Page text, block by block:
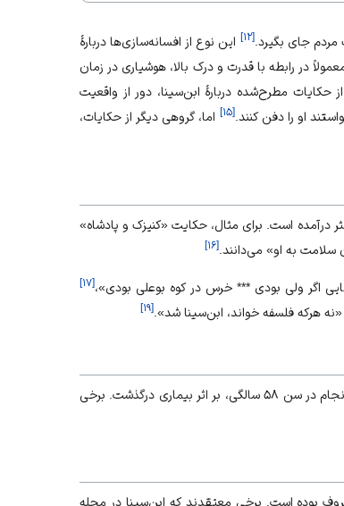
مردم جای بگیرد.[۱۲] این نوع از افسانه‌سازی‌ها دربارهٔ
در رابطه با قدرت و درک بالا، هوشیاری در زمان
حکایات مطرح‌شده دربارهٔ ابن‌سینا، دور از واقعیت
او را دفن کنند.[۱۵] اما، گروهی دیگر از حکایات،
درآمده است. برای مثال، حکایت «کنیزک و پادشاه»
به او» می‌دانند. [۱۶]
اگر ولی بودی *** خرس در کوه بوعلی بودی»،[۱۷]
هرکه فلسفه خواند، ابن‌سینا شد». [۱۹]
ابوعلی سینا، که بسیاری از پادشاهان، شاهزادگان و مردم عوام را از بیماری نجات داده بود، سرانجام در سن ۵۸ سالگی، بر اثر بیماری درگذشت. برخی
بوده است. برخی معتقدند که ابن‌سینا در محله